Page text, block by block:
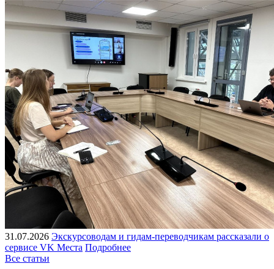
31.07.2026 Экскурсоводам и гидам-переводчикам рассказали о
сервисе VK Места Подробнее
Все статьи